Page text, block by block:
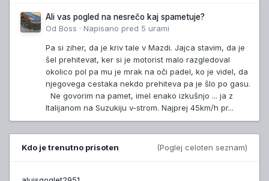
Ali vas pogled na nesrečo kaj spametuje?
Od Boss · Napisano pred 5 urami
Pa si ziher, da je kriv tale v Mazdi. Jajca stavim, da je
šel prehitevat, ker si je motorist malo razgledoval
okolico pol pa mu je mrak na oči padel, ko je videl, da
njegovega cestaka nekdo prehiteva pa je šlo po gasu.
Ne govorim na pamet, imel enako izkušnjo ... ja z
Italijanom na Suzukiju v-strom. Najprej 45km/h pr...
Kdo je trenutno prisoten (Poglej celoten seznam)